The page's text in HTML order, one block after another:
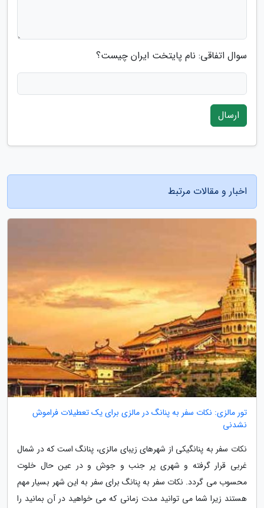
سوال اتفاقی: نام پایتخت ایران چیست؟
ارسال
اخبار و مقالات مرتبط
تور مالزی: نکات سفر به پنانگ در مالزی برای یک تعطیلات فراموش
نشدنی
نکات سفر به پنانگیکی از شهرهای زیبای مالزی، پنانگ است که در شمال
غربی قرار گرفته و شهری پر جنب و جوش و در عین حال خلوت
محسوب می گردد. نکات سفر به پنانگ برای سفر به این شهر بسیار مهم
هستند زیرا شما می توانید مدت زمانی که می خواهید در آن بمانید را